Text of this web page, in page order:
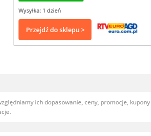
Wysyłka: 1 dzień
Przejdź do sklepu >
ich dopasowanie, ceny, promocje,